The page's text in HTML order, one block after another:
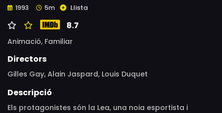
1993 5m Llista
8.7
Animació, Familiar
Directors
Gilles Gay, Alain Jaspard, Louis Duquet
Descripció
Els protagonistes són la Lea, una noia esportista i